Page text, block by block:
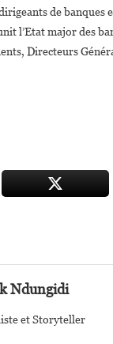
de banques
l’Etat major des
Directeurs
Ndungidi
et Storyteller